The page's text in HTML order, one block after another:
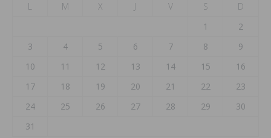
L
M X J V S
D
1
2
3
4 5 6 7 8
9
10
11 12 13 14 15
16
17
18 19 20 21 22
23
24
25 26 27 28 29
30
31